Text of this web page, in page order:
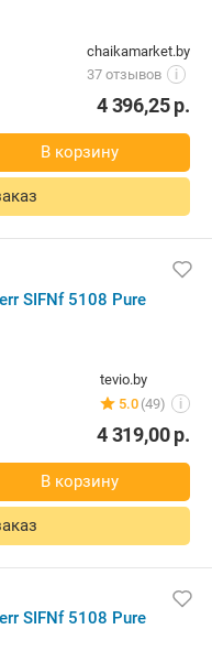
chaikamarket.by
37 отзывов
i
4 396,25р.
В корзину
SIFNf 5108 Pure
tevio.by
5.0 (49) i
4 319,00р.
В корзину
SIFNf 5108 Pure